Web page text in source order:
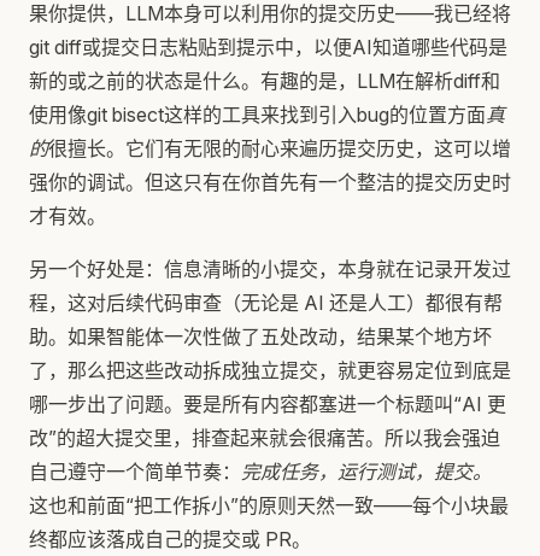
果你提供，LLM本身可以利用你的提交历史——我已经将
git diff或提交日志粘贴到提示中，以便AI知道哪些代码是
新的或之前的状态是什么。有趣的是，LLM在解析diff和
使用像git bisect这样的工具来找到引入bug的位置方面真
的很擅长。它们有无限的耐心来遍历提交历史，这可以增
强你的调试。但这只有在你首先有一个整洁的提交历史时
才有效。
另一个好处是：信息清晰的小提交，本身就在记录开发过
程，这对后续代码审查（无论是 AI 还是人工）都很有帮
助。如果智能体一次性做了五处改动，结果某个地方坏
了，那么把这些改动拆成独立提交，就更容易定位到底是
哪一步出了问题。要是所有内容都塞进一个标题叫“AI 更
改”的超大提交里，排查起来就会很痛苦。所以我会强迫
自己遵守一个简单节奏： 完成任务，运行测试，提交。
这也和前面“把工作拆小”的原则天然一致——每个小块最
终都应该落成自己的提交或 PR。